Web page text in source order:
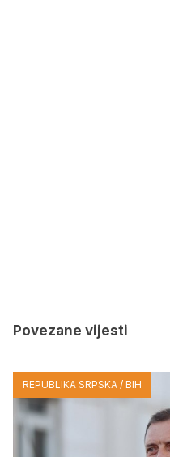
Povezane vijesti
REPUBLIKA SRPSKA / BIH